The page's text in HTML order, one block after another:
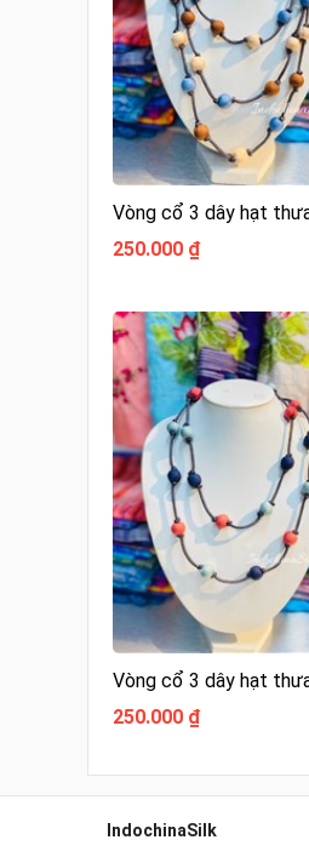
Vòng cổ 3 dây hạt
250.000 ₫
Vòng cổ 3 dây hạt
250.000 ₫
IndochinaSilk